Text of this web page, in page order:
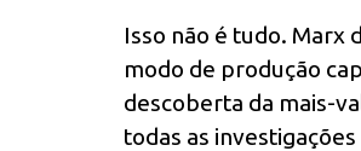
Isso não é tudo. Marx
modo de produção
descoberta da mais-
todas as